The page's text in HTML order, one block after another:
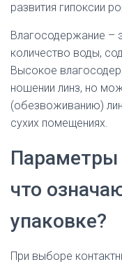
развития гипоксии
Влагосодержание –
количество воды,
Высокое
ношении линз, но
(обезвоживанию)
сухих помещениях.
Параметры
что
упаковке?
При выборе